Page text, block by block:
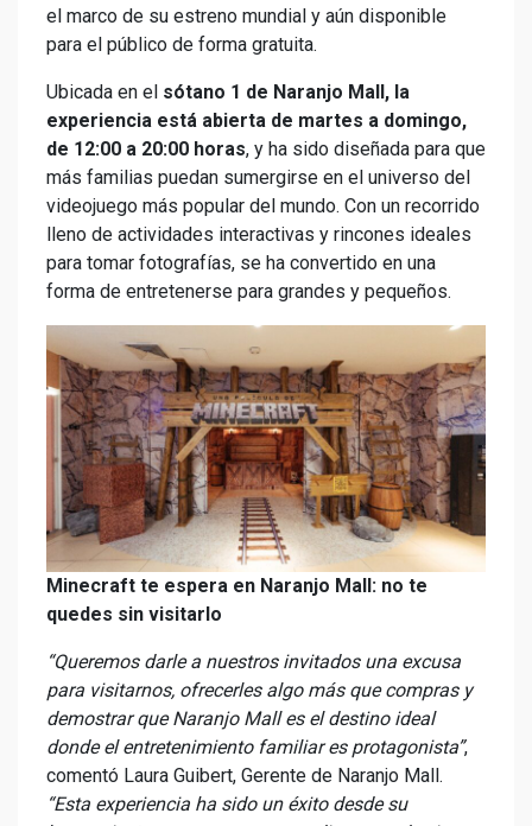
el marco de su estreno mundial y aún disponible
para el público de forma gratuita.
Ubicada en el sótano 1 de Naranjo Mall, la
experiencia está abierta de martes a domingo,
de 12:00 a 20:00 horas, y ha sido diseñada para que
más familias puedan sumergirse en el universo del
videojuego más popular del mundo. Con un recorrido
lleno de actividades interactivas y rincones ideales
para tomar fotografías, se ha convertido en una
forma de entretenerse para grandes y pequeños.
Minecraft te espera en Naranjo Mall: no te
quedes sin visitarlo
“Queremos darle a nuestros invitados una excusa
para visitarnos, ofrecerles algo más que compras y
demostrar que Naranjo Mall es el destino ideal
donde el entretenimiento familiar es protagonista”,
comentó Laura Guibert, Gerente de Naranjo Mall.
“Esta experiencia ha sido un éxito desde su